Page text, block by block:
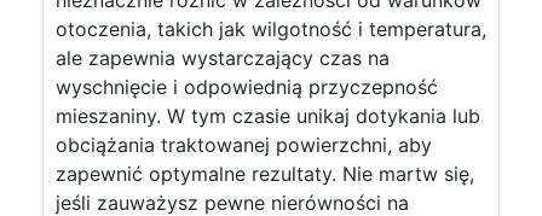
otoczenia, takich jak wilgotność i temperatura,
ale zapewnia wystarczający czas na
wyschnięcie i odpowiednią przyczepność
mieszaniny. W tym czasie unikaj dotykania lub
obciążania traktowanej powierzchni, aby
zapewnić optymalne rezultaty. Nie martw się,
jeśli zauważysz pewne nierówności na